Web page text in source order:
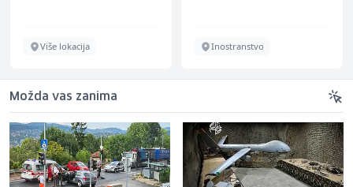
Više lokacija Inostranstvo
Možda vas zanima